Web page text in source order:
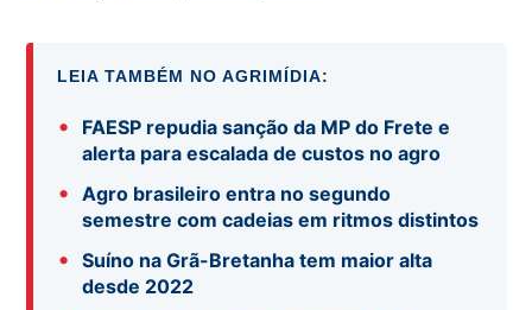
LEIA TAMBÉM NO AGRIMÍDIA:
•
FAESP repudia sanção da MP do Frete e
alerta para escalada de custos no agro
•
Agro brasileiro entra no segundo
semestre com cadeias em ritmos distintos
•
Suíno na Grã-Bretanha tem maior alta
desde 2022